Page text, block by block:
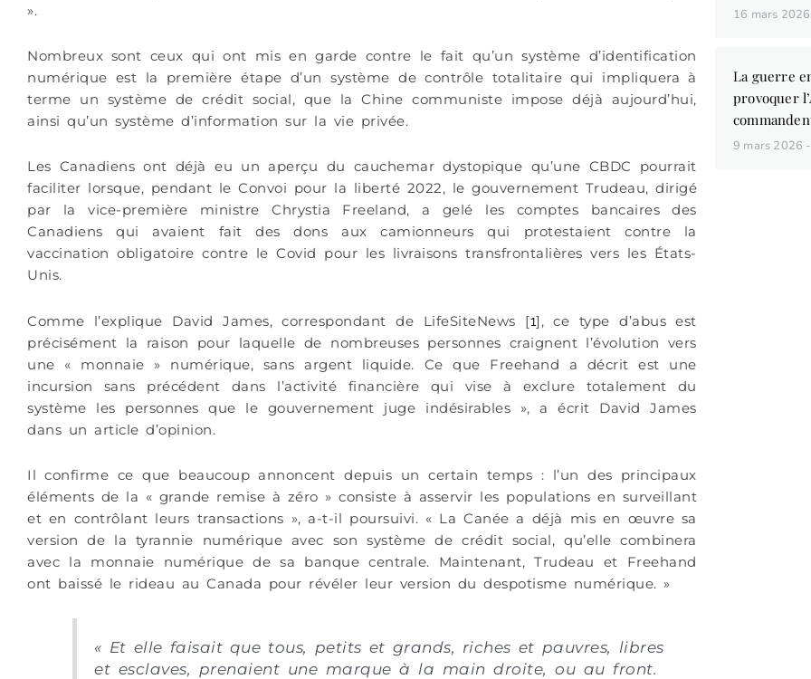
».
Nombreux sont ceux qui ont mis en garde contre le fait qu’un système d’identification
numérique est la première étape d’un système de contrôle totalitaire qui impliquera à
terme un système de crédit social, que la Chine communiste impose déjà aujourd’hui,
ainsi qu’un système d’information sur la vie privée.
Les Canadiens ont déjà eu un aperçu du cauchemar dystopique qu’une CBDC pourrait
faciliter lorsque, pendant le Convoi pour la liberté 2022, le gouvernement Trudeau, dirigé
par la vice-première ministre Chrystia Freeland, a gelé les comptes bancaires des
Canadiens qui avaient fait des dons aux camionneurs qui protestaient contre la
vaccination obligatoire contre le Covid pour les livraisons transfrontalières vers les États-
Unis.
Comme l’explique David James, correspondant de LifeSiteNews [1], ce type d’abus est
précisément la raison pour laquelle de nombreuses personnes craignent l’évolution vers
une « monnaie » numérique, sans argent liquide. Ce que Freehand a décrit est une
incursion sans précédent dans l’activité financière qui vise à exclure totalement du
système les personnes que le gouvernement juge indésirables », a écrit David James
dans un article d’opinion.
Il confirme ce que beaucoup annoncent depuis un certain temps : l’un des principaux
éléments de la « grande remise à zéro » consiste à asservir les populations en surveillant
et en contrôlant leurs transactions », a-t-il poursuivi. « La Canée a déjà mis en œuvre sa
version de la tyrannie numérique avec son système de crédit social, qu’elle combinera
avec la monnaie numérique de sa banque centrale. Maintenant, Trudeau et Freehand
ont baissé le rideau au Canada pour révéler leur version du despotisme numérique. »
« Et elle faisait que tous, petits et grands, riches et pauvres, libres
et esclaves, prenaient une marque à la main droite, ou au front.
16 mars 2026
La guerre
provoquer
9 mars 2026